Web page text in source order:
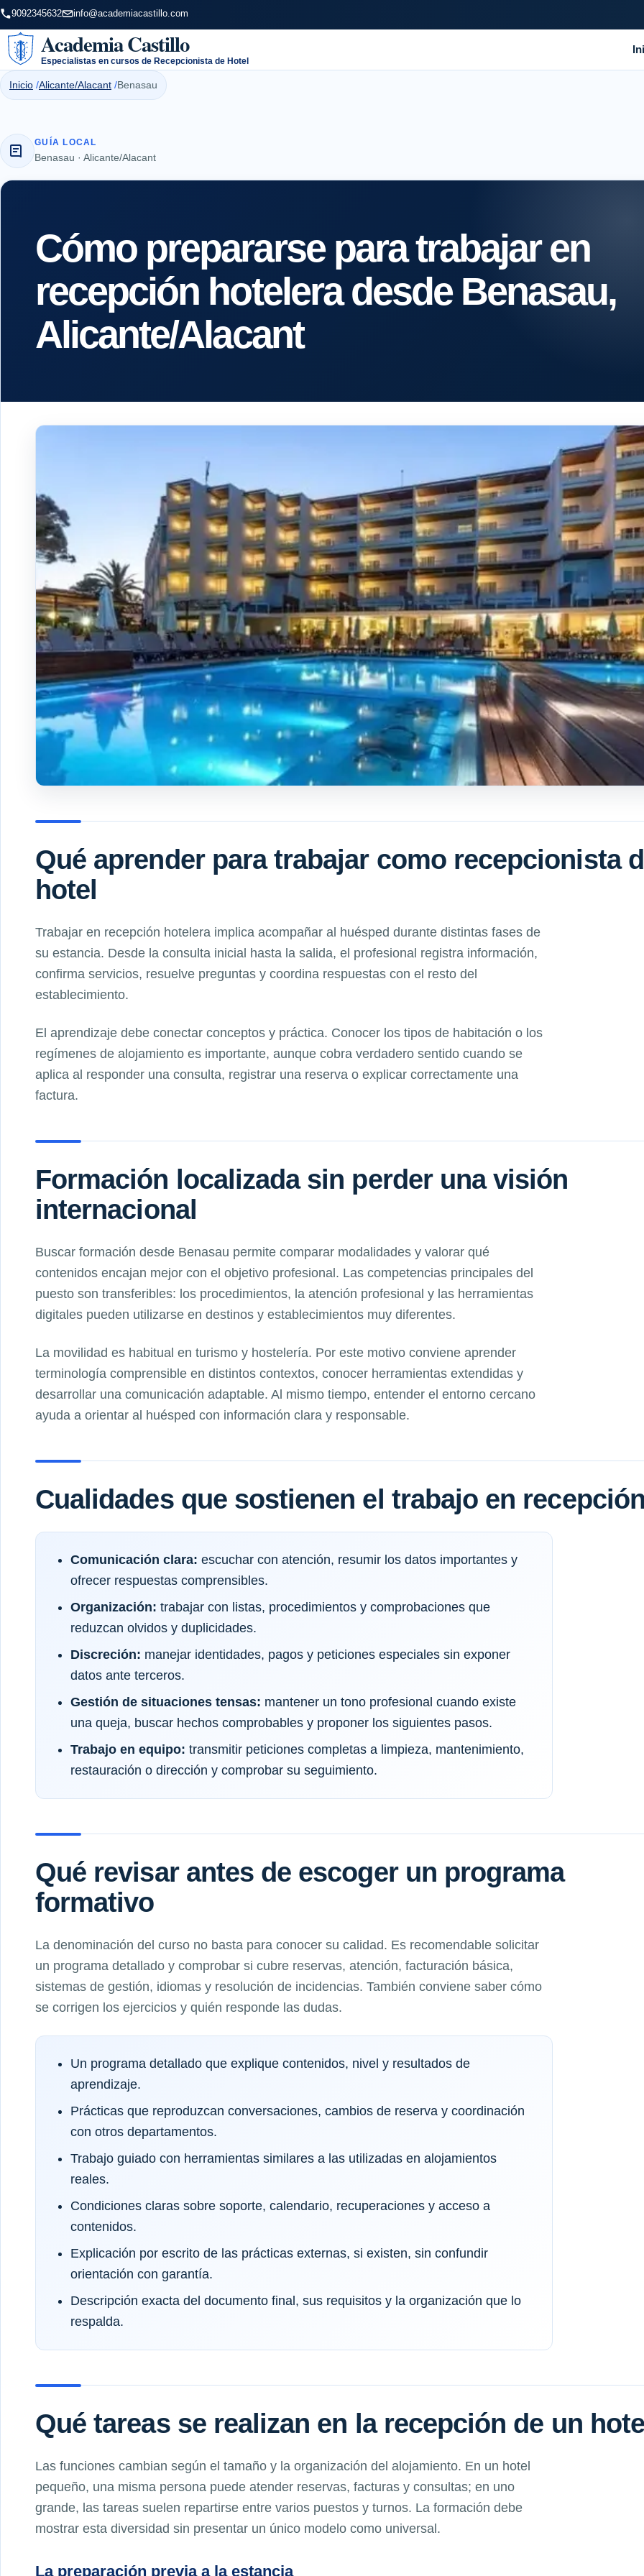
9092345632 info@academiacastillo.com
Academia Castillo
Especialistas en cursos de Recepcionista de Hotel
Inicio Alicante/Alacant Benasau
GUÍA LOCAL
Benasau · Alicante/Alacant
Cómo prepararse para trabajar en
recepción hotelera desde Benasau,
Alicante/Alacant
Qué aprender para trabajar como recepcionista
hotel
Trabajar en recepción hotelera implica acompañar al huésped durante distintas fases de
su estancia. Desde la consulta inicial hasta la salida, el profesional registra información,
confirma servicios, resuelve preguntas y coordina respuestas con el resto del
establecimiento.
El aprendizaje debe conectar conceptos y práctica. Conocer los tipos de habitación o los
regímenes de alojamiento es importante, aunque cobra verdadero sentido cuando se
aplica al responder una consulta, registrar una reserva o explicar correctamente una
factura.
Formación localizada sin perder una visión
internacional
Buscar formación desde Benasau permite comparar modalidades y valorar qué
contenidos encajan mejor con el objetivo profesional. Las competencias principales del
puesto son transferibles: los procedimientos, la atención profesional y las herramientas
digitales pueden utilizarse en destinos y establecimientos muy diferentes.
La movilidad es habitual en turismo y hostelería. Por este motivo conviene aprender
terminología comprensible en distintos contextos, conocer herramientas extendidas y
desarrollar una comunicación adaptable. Al mismo tiempo, entender el entorno cercano
ayuda a orientar al huésped con información clara y responsable.
Cualidades que sostienen el trabajo en
Comunicación clara: escuchar con atención, resumir los datos importantes y
ofrecer respuestas comprensibles.
Organización: trabajar con listas, procedimientos y comprobaciones que
reduzcan olvidos y duplicidades.
Discreción: manejar identidades, pagos y peticiones especiales sin exponer
datos ante terceros.
Gestión de situaciones tensas: mantener un tono profesional cuando existe
una queja, buscar hechos comprobables y proponer los siguientes pasos.
Trabajo en equipo: transmitir peticiones completas a limpieza, mantenimiento,
restauración o dirección y comprobar su seguimiento.
Qué revisar antes de escoger un programa
formativo
La denominación del curso no basta para conocer su calidad. Es recomendable solicitar
un programa detallado y comprobar si cubre reservas, atención, facturación básica,
sistemas de gestión, idiomas y resolución de incidencias. También conviene saber cómo
se corrigen los ejercicios y quién responde las dudas.
Un programa detallado que explique contenidos, nivel y resultados de
aprendizaje.
Prácticas que reproduzcan conversaciones, cambios de reserva y coordinación
con otros departamentos.
Trabajo guiado con herramientas similares a las utilizadas en alojamientos
reales.
Condiciones claras sobre soporte, calendario, recuperaciones y acceso a
contenidos.
Explicación por escrito de las prácticas externas, si existen, sin confundir
orientación con garantía.
Descripción exacta del documento final, sus requisitos y la organización que lo
respalda.
Qué tareas se realizan en la recepción de un
Las funciones cambian según el tamaño y la organización del alojamiento. En un hotel
pequeño, una misma persona puede atender reservas, facturas y consultas; en uno
grande, las tareas suelen repartirse entre varios puestos y turnos. La formación debe
mostrar esta diversidad sin presentar un único modelo como universal.
La preparación previa a la estancia